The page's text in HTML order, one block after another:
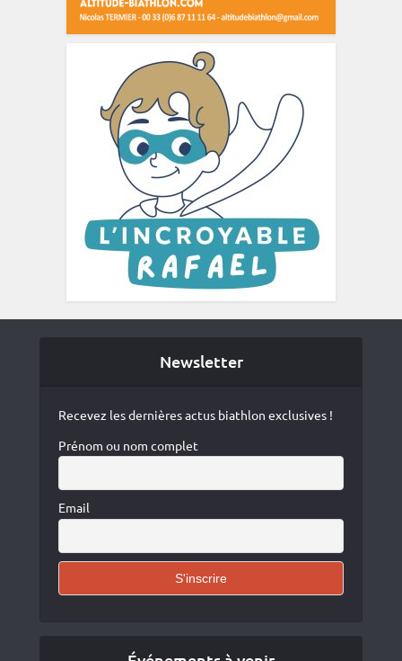
Newsletter
Recevez les dernières actus biathlon exclusives !
Prénom ou nom complet
Email